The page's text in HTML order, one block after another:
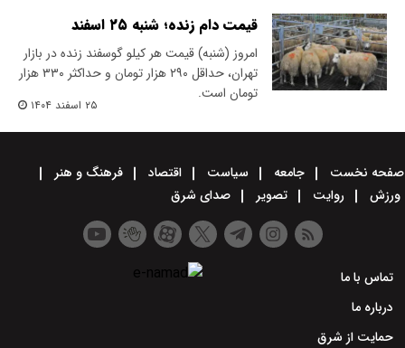
قیمت دام زنده؛ شنبه ۲۵ اسفند
امروز (شنبه) قیمت هر کیلو گوسفند زنده در بازار
تهران، حداقل ۲۹۰ هزار تومان و حداکثر ۳۳۰ هزار
تومان است.
۲۵ اسفند ۱۴۰۴
صفحه نخست جامعه سیاست اقتصاد
فرهنگ و هنر
ورزش
روایت تصویر صدای شرق
تماس با ما
درباره ما
حمایت از شرق